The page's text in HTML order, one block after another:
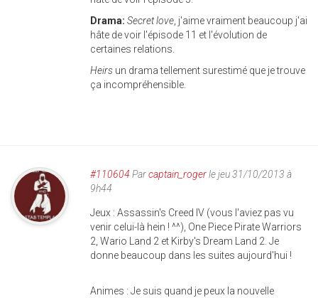
Drama: Secret love , j'aime vraiment beaucoup j'ai
hâte de voir l'épisode 11 et l'évolution de
certaines relations.
Heirs un drama tellement surestimé que je trouve
ça incompréhensible.
#110604 Parcaptain_rogerle jeu 31/10/2013 à
9h44
Jeux : Assassin's Creed IV (vous l'aviez pas vu
venir celui-là hein ! ^^), One Piece Pirate Warriors
2, Wario Land 2 et Kirby's Dream Land 2. Je
donne beaucoup dans les suites aujourd'hui !
Animes : Je suis quand je peux la nouvelle